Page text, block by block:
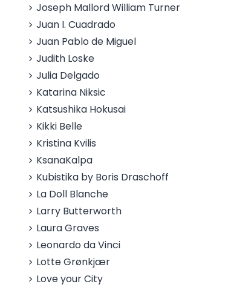
Joseph Mallord William Turner
Juan I. Cuadrado
Juan Pablo de Miguel
Judith Loske
Julia Delgado
Katarina Niksic
Katsushika Hokusai
Kikki Belle
Kristina Kvilis
KsanaKalpa
Kubistika by Boris Draschoff
La Doll Blanche
Larry Butterworth
Laura Graves
Leonardo da Vinci
Lotte Grønkjær
Love your City